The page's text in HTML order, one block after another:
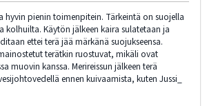
hyvin pienin toimenpitein. Tärkeintä on suojella
kolhuilta. Käytön jälkeen kaira sulatetaan ja
ettei terä jää märkänä suojukseensa.
terätkin ruostuvat, mikäli ovat
muovin kanssa. Merireissun jälkeen terä
ennen kuivaamista, kuten Jussi_